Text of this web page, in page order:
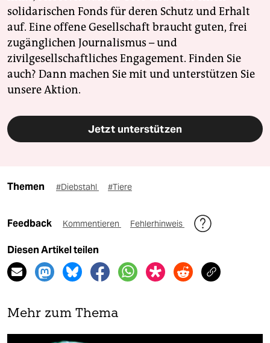
solidarischen Fonds für deren Schutz und Erhalt
auf. Eine offene Gesellschaft braucht guten, frei
zugänglichen Journalismus – und
zivilgesellschaftliches Engagement. Finden Sie
auch? Dann machen Sie mit und unterstützen Sie
unsere Aktion.
Jetzt unterstützen
Themen #Diebstahl #Tiere
Feedback Kommentieren Fehlerhinweis
Diesen Artikel teilen
Mehr zum Thema